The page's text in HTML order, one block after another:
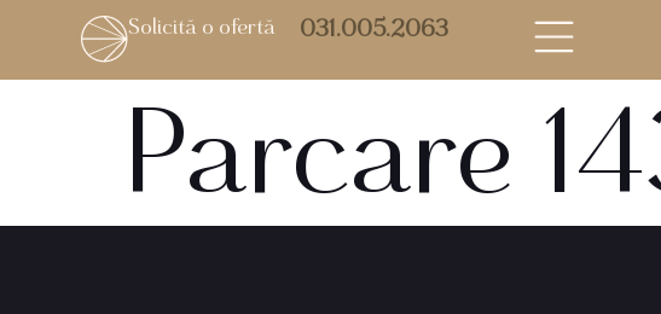
Solicită o ofertă 031.005.2063
Parcare